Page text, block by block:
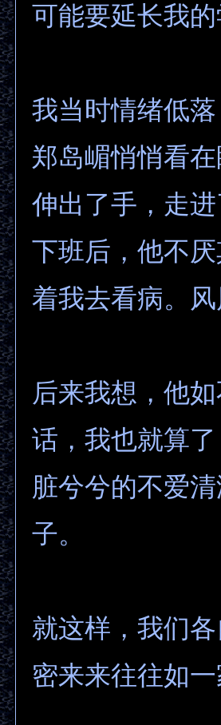
可能要延长我的
我当时情绪低
郑岛嵋悄悄看
伸出了手，走
下班后，他不
着我去看病。
后来我想，他
话，我也就算
脏兮兮的不爱
子。
就这样，我们
密来来往往如一